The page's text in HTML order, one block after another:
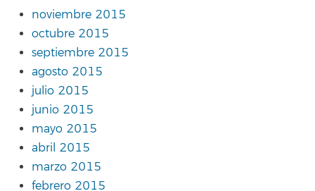
noviembre 2015
octubre 2015
septiembre 2015
agosto 2015
julio 2015
junio 2015
mayo 2015
abril 2015
marzo 2015
febrero 2015